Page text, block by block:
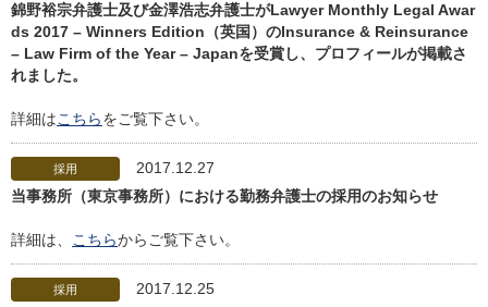
錦野裕宗弁護士及び金澤浩志弁護士がLawyer Monthly Legal Awar
ds 2017 – Winners Edition（英国）のInsurance & Reinsurance
– Law Firm of the Year – Japanを受賞し、プロフィールが掲載さ
れました。
詳細はこちらをご覧下さい。
採用
2017.12.27
当事務所（東京事務所）における勤務弁護士の採用のお知らせ
詳細は、 こちらからご覧下さい。
採用
2017.12.25